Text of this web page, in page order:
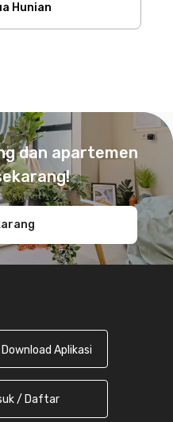
Hunian
dan apartemen
Download Aplikasi
/ Daftar